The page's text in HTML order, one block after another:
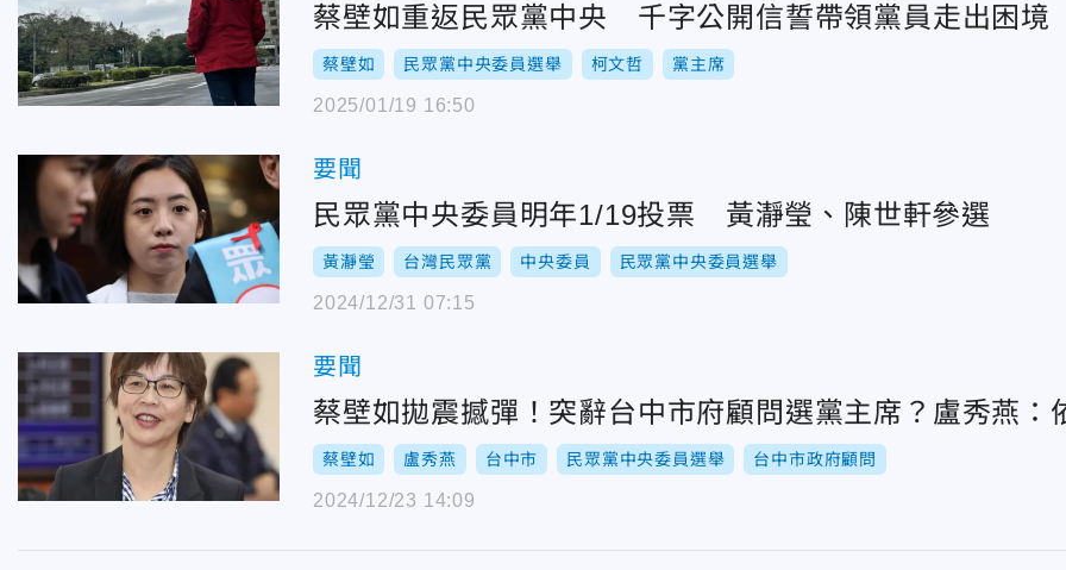
蔡壁如重返民眾黨中央 千字公開信誓帶領黨員走出困境
蔡壁如 民眾黨中央委員選舉 柯文哲 黨主席
2025/01/19 16:50
要聞
民眾黨中央委員明年1/19投票 黃瀞瑩、陳世軒參選
黃瀞瑩 台灣民眾黨 中央委員 民眾黨中央委員選舉
2024/12/31 07:15
要聞
蔡壁如拋震撼彈！突辭台中市府顧問選黨主席？盧秀燕：
蔡壁如 盧秀燕 台中市 民眾黨中央委員選舉 台中市政府顧問
2024/12/23 14:09